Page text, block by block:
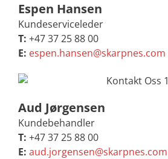
Espen Hansen
Kundeserviceleder
T: +47 37 25 88 00
E: espen.hansen@skarpnes.com
Aud Jørgensen
Kundebehandler
T: +47 37 25 88 00
E: aud.jorgensen@skarpnes.com